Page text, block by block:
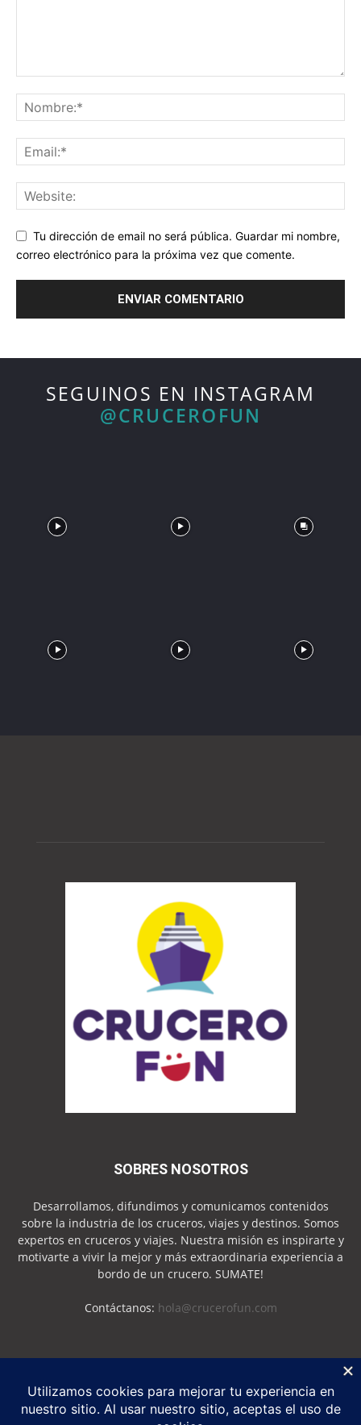
Tu dirección de email no será pública. Guardar mi nombre,
correo electrónico para la próxima vez que comente.
SEGUINOS EN INSTAGRAM
@CRUCEROFUN
SOBRES NOSOTROS
Desarrollamos, difundimos y comunicamos contenidos
sobre la industria de los cruceros, viajes y destinos. Somos
expertos en cruceros y viajes. Nuestra misión es inspirarte y
motivarte a vivir la mejor y más extraordinaria experiencia a
bordo de un crucero. SUMATE!
Contáctanos: hola@crucerofun.com